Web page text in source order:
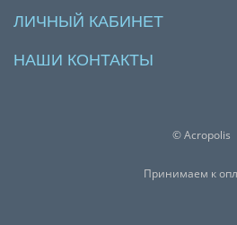
ЛИЧНЫЙ КАБИНЕТ
НАШИ КОНТАКТЫ
© Acropolis
Принимаем к